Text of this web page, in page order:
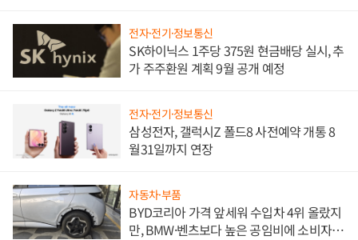
전자·전기·정보통신
SK하이닉스 1주당 375원 현금배당 실시, 추
가 주주환원 계획 9월 공개 예정
전자·전기·정보통신
삼성전자, 갤럭시Z 폴드8 사전예약 개통 8
월31일까지 연장
자동차·부품
BYD코리아 가격 앞세워 수입차 4위 올랐지
만, BMW·벤츠보다 높은 공임비에 소비자